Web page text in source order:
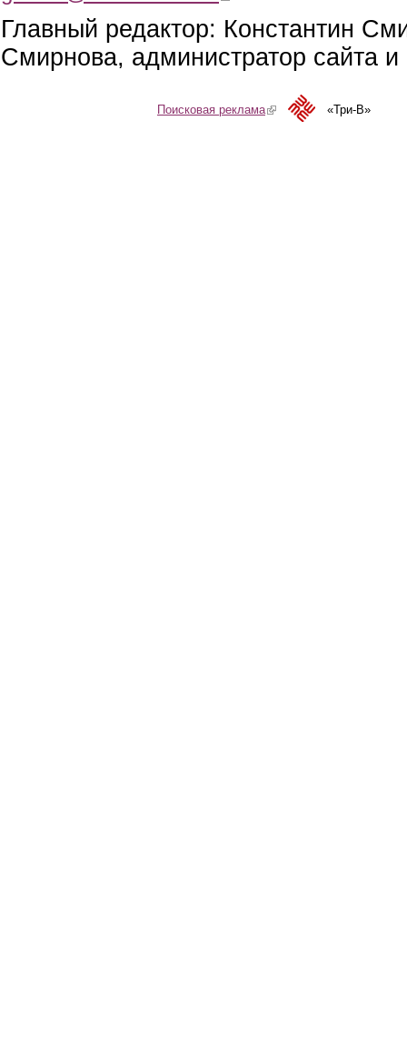
Главный редактор: Константин
Смирнова, администратор сайта
Поисковая реклама(link is external)«Три-В»